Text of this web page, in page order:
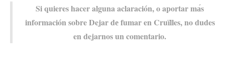
Si quieres hacer alguna aclaración, ο aportar mа́s
información sobre Dejar dе fumar en Cruïlles, no dudes
en dejarnos un comentario.